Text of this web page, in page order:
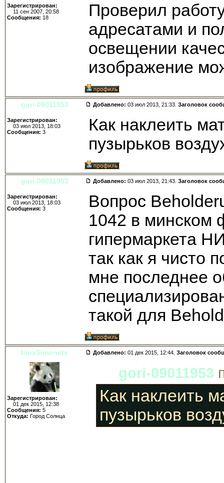
Зарегистрирован:
11 сен 2007, 20:58
Сообщения: 18
Проверил
адресатами и
освещении
изображение
gori-09011953 Добавлено: 03 июл 2013, 21:33. Заголовок
Зарегистрирован:
03 июл 2013, 18:03
Сообщения: 3
Как наклеить
пузырьков
gori-09011953 Добавлено: 03 июл 2013, 21:43. Заголовок
Зарегистрирован:
03 июл 2013, 18:03
Сообщения: 3
Вопрос
1042 в минском
гипермаркета
так как я чисто
мне последнее
такой для
IrinaSimonets Добавлено: 01 дек 2015, 12:44. Заголовок
Зарегистрирован:
01 дек 2015, 12:38
Сообщения: 5
Откуда: Город Солнца
gori-09011953
Как наклеить
пузырьков